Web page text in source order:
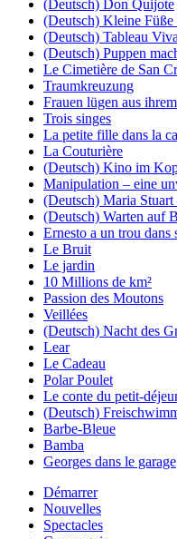
(Deutsch) Don Quijote
(Deutsch) Kleine Füße
(Deutsch) Tableau
(Deutsch) Puppen
Le Cimetière de San
Traumkreuzung
Frauen lügen aus
Trois singes
La petite fille dans la
La Couturière
(Deutsch) Kino im
Manipulation – eine
(Deutsch) Maria
(Deutsch) Warten auf
Ernesto a un trou dans
Le Bruit
Le jardin
10 Millions de km²
Passion des Moutons
Veillées
(Deutsch) Nacht des
Lear
Le Cadeau
Polar Poulet
Le conte du petit-
(Deutsch)
Barbe-Bleue
Bamba
Georges dans le garage
Démarrer
Nouvelles
Spectacles